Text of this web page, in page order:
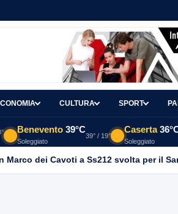
CULTURA SPORT
Benevento 39°C
Soleggiato
39° / 19°
Caserta
Soleggiato
Marco dei Cavoti a Ss212 svolta per il